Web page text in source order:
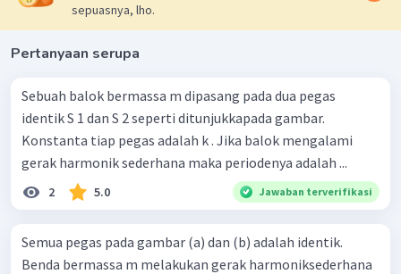
sepuasnya, lho.
Pertanyaan serupa
Sebuah balok bermassa m dipasang pada dua pegas
identik S 1 dan S 2 seperti ditunjukkapada gambar.
Konstanta tiap pegas adalah k . Jika balok mengalami
gerak harmonik sederhana maka periodenya adalah ...
2 5.0 Jawaban terverifikasi
Semua pegas pada gambar (a) dan (b) adalah identik.
Benda bermassa m melakukan gerak harmoniksederhana